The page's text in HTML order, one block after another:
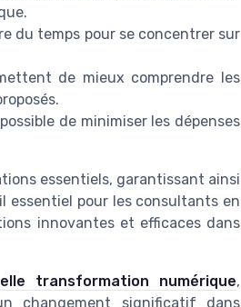
du temps pour se concentrer sur
de mieux comprendre les
de minimiser les dépenses
essentiels, garantissant ainsi
essentiel pour les consultants en
innovantes et efficaces dans
transformation numérique,
changement significatif dans